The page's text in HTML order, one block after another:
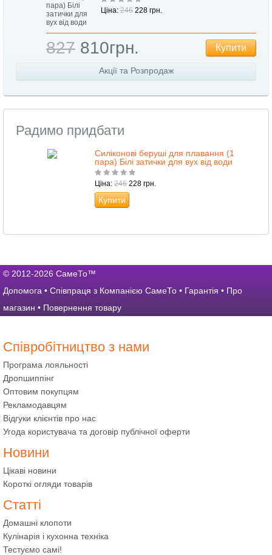
Ціна: 246 228 грн.
827 810грн. Купити
Акції та Розпродаж
Радимо придбати
Силіконові беруші для плавання (1
пара) Білі затички для вух від води
Ціна: 246 228 грн.
Купити
© 2012-2026 СамеТо™
Допомога • Співпраця з Компанією СамеТо • Гарантія • Про
магазин • Повернення товару
Співробітництво з нами
Програма лояльності
Дропшиппінг
Оптовим покупцям
Рекламодавцям
Відгуки клієнтів про нас
Угода користувача та договір публічної оферти
Новини
Цікаві новини
Короткі огляди товарів
Статті
Домашні клопоти
Кулінарія і кухонна техніка
Тестуємо самі!